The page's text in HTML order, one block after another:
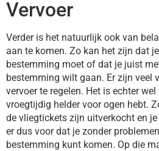
Vervoer
Verder is het natuurlijk ook van
aan te komen. Zo kan het zijn dat
bestemming moet of dat je juist
bestemming wilt gaan. Er zijn veel
vervoer te regelen. Het is echter
vroegtijdig helder voor ogen hebt.
de vliegtickets zijn uitverkocht en
er dus voor dat je zonder
bestemming kunt komen. Op die